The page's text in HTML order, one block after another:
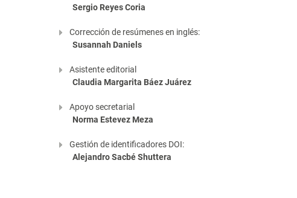
Sergio Reyes Coria
Corrección de resúmenes en inglés:
Susannah Daniels
Asistente editorial
Claudia Margarita Báez Juárez
Apoyo secretarial
Norma Estevez Meza
Gestión de identificadores DOI:
Alejandro Sacbé Shuttera